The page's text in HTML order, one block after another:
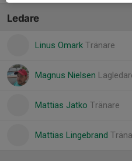
Ledare
Linus Omark Tränare
Magnus Nielsen
Mattias Jatko Tränare
Mattias Lingebrand